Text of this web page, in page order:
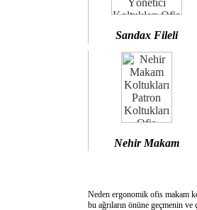
Sandax Fileli
Nehir Makam
Neden ergonomik ofis makam
bu ağrıların önüne geçmenin